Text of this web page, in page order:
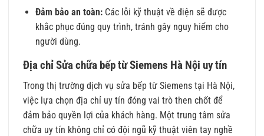
Đảm bảo an toàn:Các lỗi kỹ thuật về điện sẽ được
khắc phục đúng quy trình, tránh gây nguy hiểm cho
người dùng.
Địa chỉ Sửa chữa bếp từ Siemens Hà Nội uy tín
Trong thị trường dịch vụ sửa bếp từ Siemens tại Hà Nội,
việc lựa chọn địa chỉ uy tín đóng vai trò then chốt để
đảm bảo quyền lợi của khách hàng. Một trung tâm sửa
chữa uy tín không chỉ có đội ngũ kỹ thuật viên tay nghề